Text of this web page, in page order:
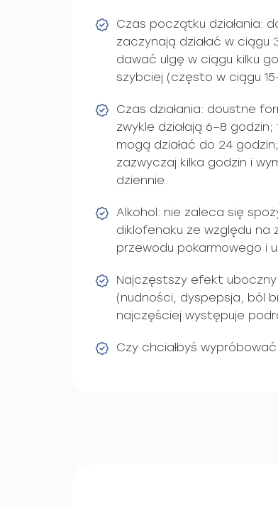
Czas początku działania:
zaczynają działać w ciągu
dawać ulgę w ciągu kilku
szybciej (często w ciągu
Czas działania: doustne
zwykle działają 6–8
mogą działać do 24
zazwyczaj kilka godzin i
dziennie.
Alkohol: nie zaleca się
diklofenaku ze względu na
przewodu pokarmowego i
Najczęstszy efekt uboczny
(nudności, dyspepsja, ból
najczęściej występuje
Czy chciałbyś